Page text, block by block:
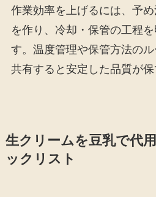
作業効率を上げるには、予
を作り、冷却・保管の工程
す。温度管理や保管方法の
共有すると安定した品質が保
生クリームを豆乳で代
ックリスト